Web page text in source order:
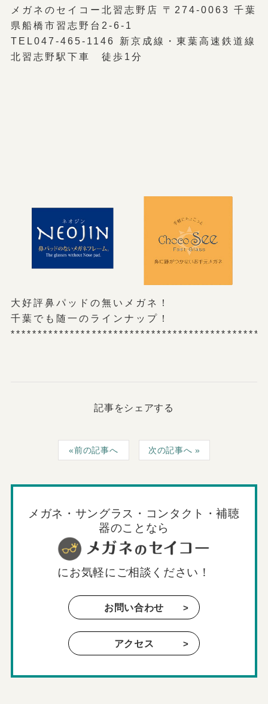
メガネのセイコー北習志野店 〒274-0063 千葉
県船橋市習志野台2-6-1
TEL047-465-1146 新京成線・東葉高速鉄道線
北習志野駅下車 徒歩1分
大好評鼻パッドの無いメガネ！
千葉でも随一のラインナップ！
記事をシェアする
前の記事へ 次の記事へ
メガネ・サングラス・コンタクト・補聴
器のことなら
にお気軽にご相談ください！
お問い合わせ
アクセス